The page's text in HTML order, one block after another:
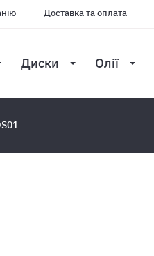
Доставка та оплата
Диски Олії